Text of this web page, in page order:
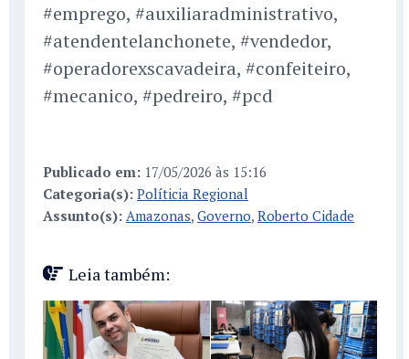
#emprego, #auxiliaradministrativo,
#atendentelanchonete, #vendedor,
#operadorexscavadeira, #confeiteiro,
#mecanico, #pedreiro, #pcd
Publicado em: 17/05/2026 às 15:16
Categoria(s): Políticia Regional
Assunto(s): Amazonas, Governo, Roberto Cidade
Leia também: